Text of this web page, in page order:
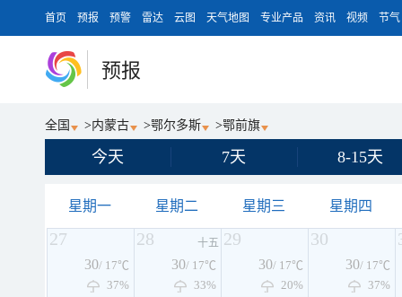
首页 预报 预警 雷达 云图 天气地图 专业产品 资讯 视频 节气
预报
全国 >内蒙古 >鄂尔多斯 >鄂前旗
今天 7天 8-15天
星期一 星期二 星期三 星期四
27
30/ 17℃
37%
28 十五
30/ 17℃
33%
29
30/ 17℃
20%
30
30/ 17℃
37%